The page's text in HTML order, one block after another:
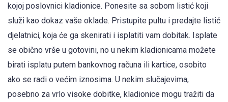
kojoj poslovnici kladionice. Ponesite sa sobom listić koji
služi kao dokaz vaše oklade. Pristupite pultu i predajte listić
djelatnici, koja će ga skenirati i isplatiti vam dobitak. Isplate
se obično vrše u gotovini, no u nekim kladionicama možete
birati isplatu putem bankovnog računa ili kartice, osobito
ako se radi o većim iznosima. U nekim slučajevima,
posebno za vrlo visoke dobitke, kladionice mogu tražiti da